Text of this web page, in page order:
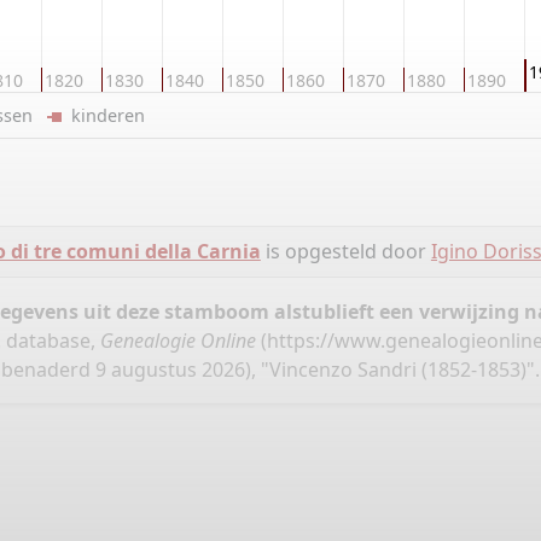
1820 1830 1840 1850 1860 1870 1880 1890
kinderen
di tre comuni della Carnia is opgesteld door Igino
uit deze stamboom alstublieft een verwijzing
Genealogie Online (https://
benaderd 9 augustus 2026), "Vincenzo Sandri (1852-1853)".